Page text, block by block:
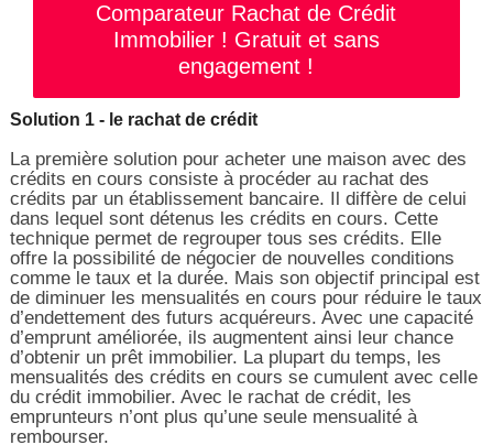
Comparateur Rachat de Crédit
Immobilier ! Gratuit et sans
engagement !
Solution 1 - le rachat de crédit
La première solution pour acheter une maison avec des
crédits en cours consiste à procéder au rachat des
crédits par un établissement bancaire. Il diffère de celui
dans lequel sont détenus les crédits en cours. Cette
technique permet de regrouper tous ses crédits. Elle
offre la possibilité de négocier de nouvelles conditions
comme le taux et la durée. Mais son objectif principal est
de diminuer les mensualités en cours pour réduire le taux
d’endettement des futurs acquéreurs. Avec une capacité
d’emprunt améliorée, ils augmentent ainsi leur chance
d’obtenir un prêt immobilier. La plupart du temps, les
mensualités des crédits en cours se cumulent avec celle
du crédit immobilier. Avec le rachat de crédit, les
emprunteurs n’ont plus qu’une seule mensualité à
rembourser.